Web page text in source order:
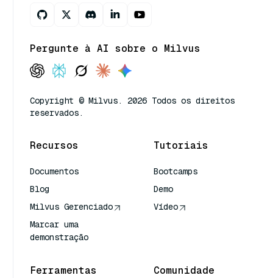
Pergunte à AI sobre o Milvus
Copyright © Milvus. 2026 Todos os direitos
reservados.
Recursos
Documentos
Blog
Milvus Gerenciado
Marcar uma
demonstração
Tutoriais
Bootcamps
Demo
Vídeo
Ferramentas Comunidade